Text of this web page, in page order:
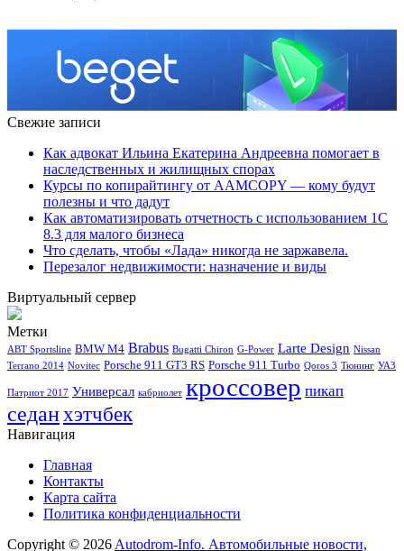
Свежие записи
Как адвокат Ильина Екатерина Андреевна помогает в
наследственных и жилищных спорах
Курсы по копирайтингу от AAMCOPY — кому будут
полезны и что дадут
Как автоматизировать отчетность с использованием 1С
8.3 для малого бизнеса
Что сделать, чтобы «Лада» никогда не заржавела.
Перезалог недвижимости: назначение и виды
Виртуальный сервер
Метки
ABT Sportsline BMW M4 Brabus Bugatti Chiron G-Power Larte Design Nissan
Terrano 2014 Novitec Porsche 911 GT3 RS Porsche 911 Turbo Qoros 3 Тюнинг УАЗ
Патриот 2017 Универсал кабриолет кроссовер пикап
седанхэтчбек
Навигация
Главная
Контакты
Карта сайта
Политика конфиденциальности
Copyright © 2026 Autodrom-Info. Автомобильные новости,